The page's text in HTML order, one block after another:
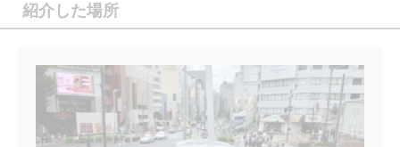
紹介した場所